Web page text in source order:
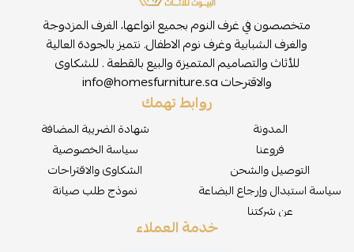
متخصصون في غرف النوم بجميع انواعها، الغرف المزدوجة
والغرف الشبابية وغرف نوم الاطفال. نتميز بالجودة العالية
للأثاث والتصاميم المتميزة والبيع بالقطعة . للشكاوى
والاقترحاتinfo@homesfurniture.sa
روابط تهمك
المدونة
فروعنا
التوصيل والشحن
سياسة استبدال وإرجاع البضاعة
عن شركتنا
شهادة الضريبة المضافة
سياسة الخصوصية
الشكاوى والاقتراحات
نموذج طلب صيانة
خدمة العملاء